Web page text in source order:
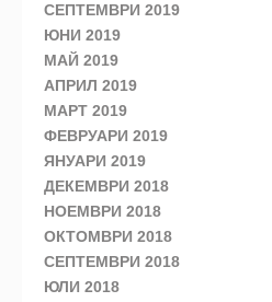
СЕПТЕМВРИ 2019
ЮНИ 2019
МАЙ 2019
АПРИЛ 2019
МАРТ 2019
ФЕВРУАРИ 2019
ЯНУАРИ 2019
ДЕКЕМВРИ 2018
НОЕМВРИ 2018
ОКТОМВРИ 2018
СЕПТЕМВРИ 2018
ЮЛИ 2018